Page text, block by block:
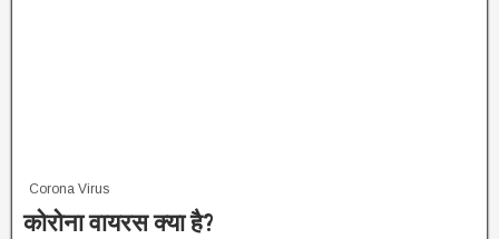
Corona Virus
कोरोना वायरस क्या है?